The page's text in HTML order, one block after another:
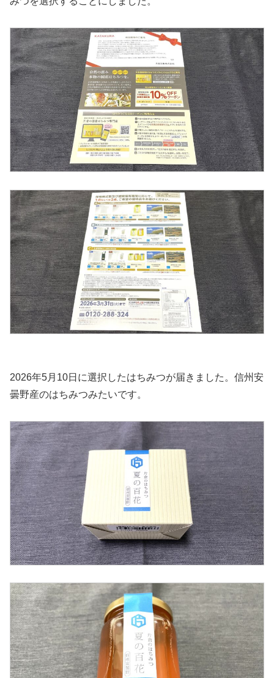
2026年5月10日に選択したはちみつが届きました。信州安
曇野産のはちみつみたいです。